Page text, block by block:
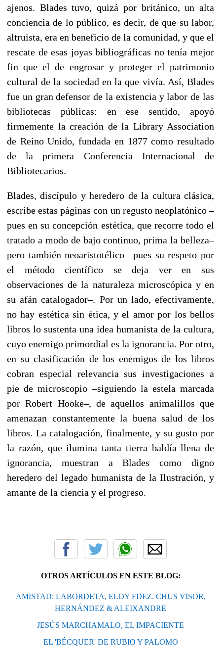
ajenos. Blades tuvo, quizá por británico, un alta
conciencia de lo público, es decir, de que su labor,
altruista, era en beneficio de la comunidad, y que el
rescate de esas joyas bibliográficas no tenía mejor
fin que el de engrosar y proteger el patrimonio
cultural de la sociedad en la que vivía. Así, Blades
fue un gran defensor de la existencia y labor de las
bibliotecas públicas: en ese sentido, apoyó
firmemente la creación de la Library Association
de Reino Unido, fundada en 1877 como resultado
de la primera Conferencia Internacional de
Bibliotecarios.
Blades, discípulo y heredero de la cultura clásica,
escribe estas páginas con un regusto neoplatónico –
pues en su concepción estética, que recorre todo el
tratado a modo de bajo continuo, prima la belleza–
pero también neoaristotélico –pues su respeto por
el método científico se deja ver en sus
observaciones de la naturaleza microscópica y en
su afán catalogador–. Por un lado, efectivamente,
no hay estética sin ética, y el amor por los bellos
libros lo sustenta una idea humanista de la cultura,
cuyo enemigo primordial es la ignorancia. Por otro,
en su clasificación de los enemigos de los libros
cobran especial relevancia sus investigaciones a
pie de microscopio –siguiendo la estela marcada
por Robert Hooke–, de aquellos animalillos que
amenazan constantemente la buena salud de los
libros. La catalogación, finalmente, y su gusto por
la razón, que ilumina tanta tierra baldía llena de
ignorancia, muestran a Blades como digno
heredero del legado humanista de la Ilustración, y
amante de la ciencia y el progreso.
OTROS ARTÍCULOS EN ESTE BLOG:
AMISTAD: LABORDETA, ELOY FDEZ. CHUS VISOR,
HERNÁNDEZ & ALEIXANDRE
JESÚS MARCHAMALO, EL IMPACIENTE
EL 'BÉCQUER' DE RUBIO Y PALOMO